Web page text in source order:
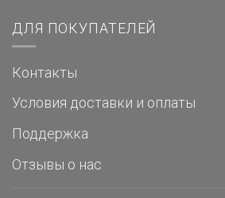
ДЛЯ ПОКУПАТЕЛЕЙ
Контакты
Условия доставки и оплаты
Поддержка
Отзывы о нас